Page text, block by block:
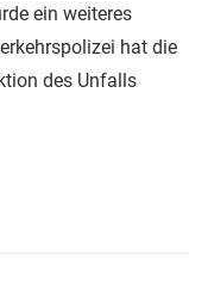
ein weiteres
hat die
des Unfalls